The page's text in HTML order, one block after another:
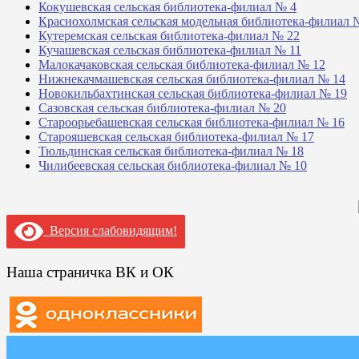
Кокушевская сельская библиотека-филиал № 4
Краснохолмская сельская модельная библиотека-филиал
Кутеремская сельская библиотека-филиал № 22
Кучашевская сельская библиотека-филиал № 11
Малокачаковская сельская библиотека-филиал № 12
Нижнекачмашевская сельская библиотека-филиал № 14
Новокильбахтинская сельская библиотека-филиал № 19
Сазовская сельская библиотека-филиал № 20
Староорьебашевская сельская библиотека-филиал № 16
Старояшевская сельская библиотека-филиал № 17
Тюльдинская сельская библиотека-филиал № 18
Чилибеевская сельская библиотека-филиал № 10
Версия слабовидящим!
Наша страничка ВК и ОК